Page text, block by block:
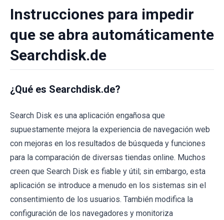
Instrucciones para impedir
que se abra automáticamente
Searchdisk.de
¿Qué es Searchdisk.de?
Search Disk es una aplicación engañosa que
supuestamente mejora la experiencia de navegación web
con mejoras en los resultados de búsqueda y funciones
para la comparación de diversas tiendas online. Muchos
creen que Search Disk es fiable y útil; sin embargo, esta
aplicación se introduce a menudo en los sistemas sin el
consentimiento de los usuarios. También modifica la
configuración de los navegadores y monitoriza